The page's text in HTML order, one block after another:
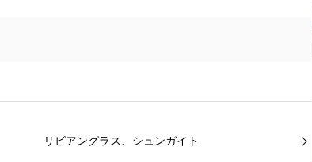
リビアングラス、シュンガイト